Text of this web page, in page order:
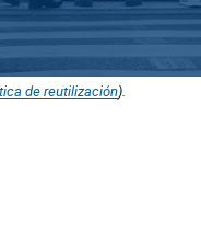
de reutilización).